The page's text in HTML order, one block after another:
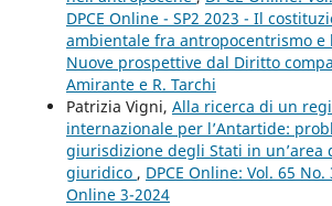
DPCE Online - SP2 2023 - Il
ambientale fra antropocentrismo e
Nuove prospettive dal Diritto
Amirante e R. Tarchi
Patrizia Vigni, Alla ricerca di un
internazionale per l’Antartide:
giurisdizione degli Stati in un’area
giuridico , DPCE Online: Vol. 65 No.
Online 3-2024